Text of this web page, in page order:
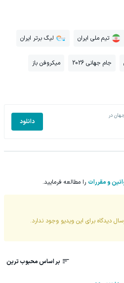
تیم ملی ایران لیگ برتر ایران
جام جهانی 2026 میکروفن باز
در
دانلود
و مقررات را مطالعه فرمایید.
دیدگاه برای این ویدیو وجود ندارد.
بر اساس محبوب ترین